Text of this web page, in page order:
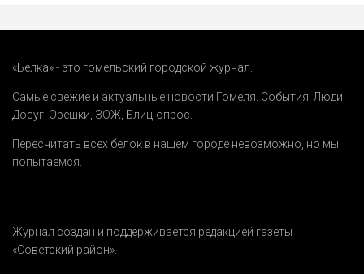
«Белка» - это гомельский городской журнал.
Самые свежие и актуальные новости Гомеля. События,Люди,
Досуг, Орешки, ЗОЖ, Блиц-опрос.
Пересчитать всех белок в нашем городе невозможно, но мы
попытаемся.
Журнал создан и поддерживается редакцией газеты
«Советский район».